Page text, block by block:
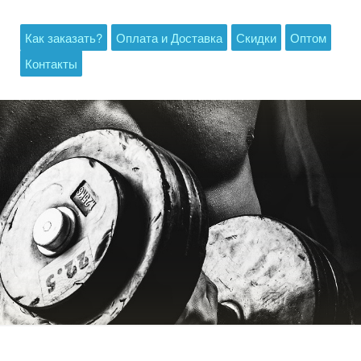
Как заказать? Оплата и Доставка Скидки
Оптом
Контакты